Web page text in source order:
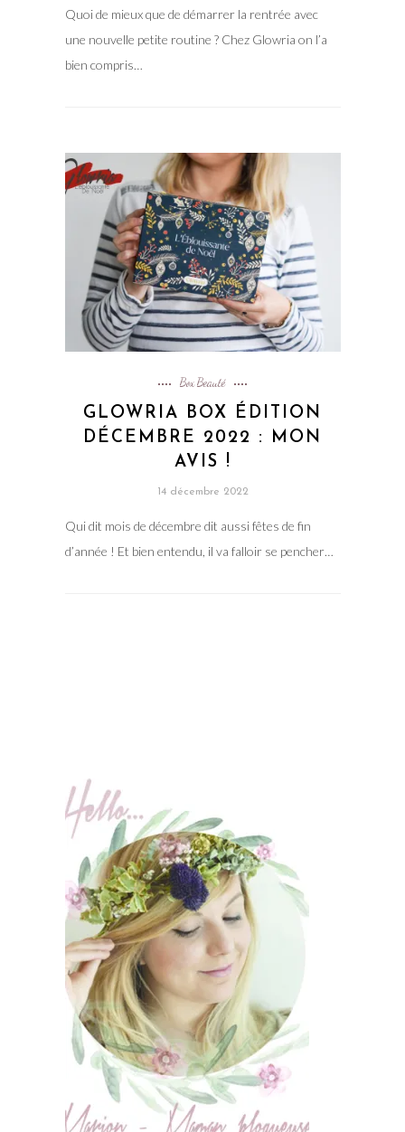
Quoi de mieux que de démarrer la rentrée avec
une nouvelle petite routine ? Chez Glowria on l’a
bien compris…
Box Beauté
GLOWRIA BOX ÉDITION
DÉCEMBRE 2022 : MON
AVIS !
14 décembre 2022
Qui dit mois de décembre dit aussi fêtes de fin
d’année ! Et bien entendu, il va falloir se pencher…